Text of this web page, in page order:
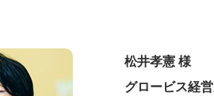
松井孝憲 様
グロービス経